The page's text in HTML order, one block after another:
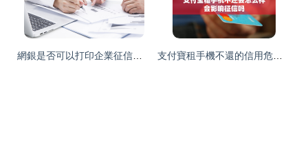
網銀是否可以打印企業征信報告？一份詳盡的市場調查 支付寶租手機不還的信用危機 企業征信服務下的終身代價